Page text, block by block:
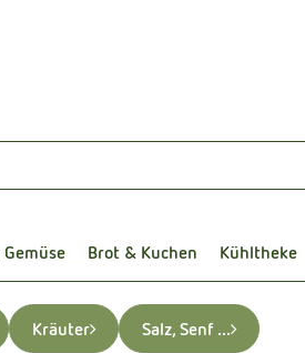
Brot & Kuchen Kühltheke
Kräuter Salz, Senf ...